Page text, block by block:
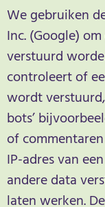
We gebruiken
Inc. (Google)
verstuurd
controleert of
wordt
bots’
of
IP-adres van
andere data
laten werken.